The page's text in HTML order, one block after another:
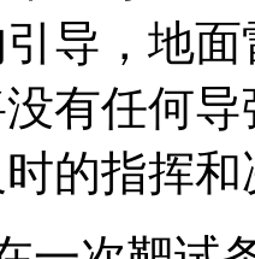
导，地
有任何
的指挥和